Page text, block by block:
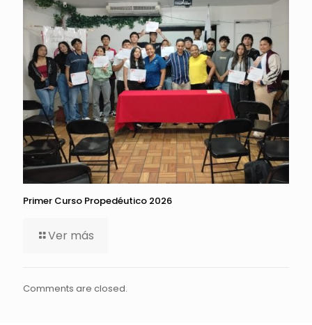
Primer Curso Propedéutico 2026
Ver más
Comments are closed.